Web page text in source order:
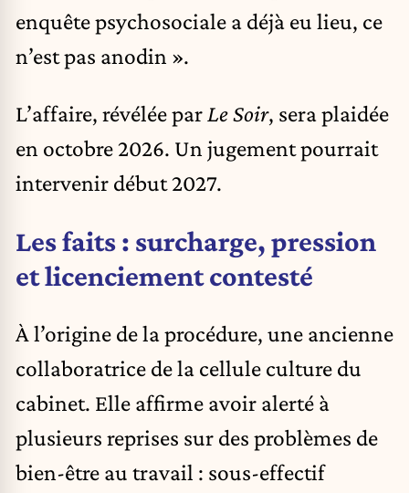
enquête psychosociale a déjà eu lieu, ce
n’est pas anodin ».
L’affaire, révélée par Le Soir, sera plaidée
en octobre 2026. Un jugement pourrait
intervenir début 2027.
Les faits : surcharge, pression
et licenciement contesté
À l’origine de la procédure, une ancienne
collaboratrice de la cellule culture du
cabinet. Elle affirme avoir alerté à
plusieurs reprises sur des problèmes de
bien-être au travail : sous-effectif